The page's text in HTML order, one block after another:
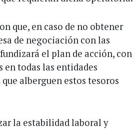
que, en caso de no obtener
de negociación con las
el plan de acción, con
en todas las entidades
alberguen estos tesoros
la estabilidad laboral y